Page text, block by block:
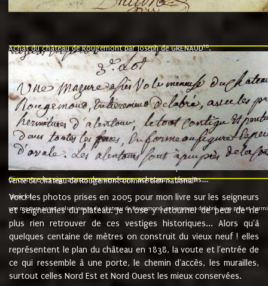
Achat du château de Rougemont par Joseph de GRENAUD10.
"l'an mil six cent soixante treze le ving neuvième jour du mois de
nommé fut présent Messire Claude Guillaume de Moyriat chevalier baron
vend, purement simplement et irrevocablement a monseigneur monsieur
et chavannes conseiller du roy au parlement de Bourgogne, present et
que le dit seigneur Baron de la Vellière a sur ses hommes, indivisables et
de la Velliere tout ainsi et comme le dit seigneur Baron et ses
présent......"
suivent les rentes, donation des terriers, etc... au prix de 880 livre louis
Ci contre les signatures des vendeurs, acheteurs, témoins....
vente du château de Rougemont comme bien national9.
"3ème lot
une mazure assez volumineuse du chateau de Rougemond, entierement delabré, avec près et
Voici les photos prises en 2005 pour mon livre sur les seigneurs
et seigneuries du plateau. Je n'ose y retourner de peur de ne
plus rien retrouver de ces vestiges historiques... Alors qu'à
quelques centaine de mètres on construit du vieux neuf ! elles
représentent le plan du château en 1838, la voute et l'entrée de
ce qui ressemble à une porte, le chemin d'accès, les murailles,
surtout celles Nord Est et Nord Ouest les mieux conservées.